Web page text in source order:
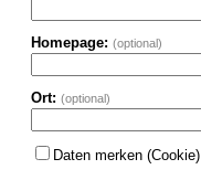
Homepage: (optional)
Ort: (optional)
Daten merken (Cookie)